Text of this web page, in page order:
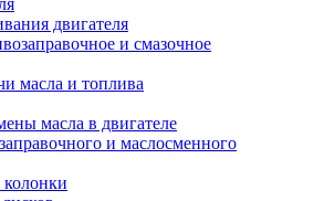
двигателя
и смазочное
масла и топлива
масла в двигателе
и маслосменного